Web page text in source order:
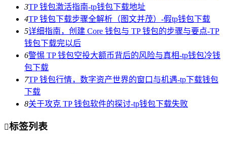
3TP 钱包激活指南-tp钱包下载地址
4TP 钱包下载步骤全解析（图文并茂）-假tp钱包下载
5详细指南，创建 Core 钱包与 TP 钱包的步骤与要点-TP
钱包下载完以后
6警惕 TP 钱包空投大额币背后的风险与真相-tp钱包冷钱
包下载
7TP 钱包行情，数字资产世界的窗口与机遇-tp下载钱包
下载
8关于攻克 TP 钱包软件的探讨-tp钱包下载失败
标签列表